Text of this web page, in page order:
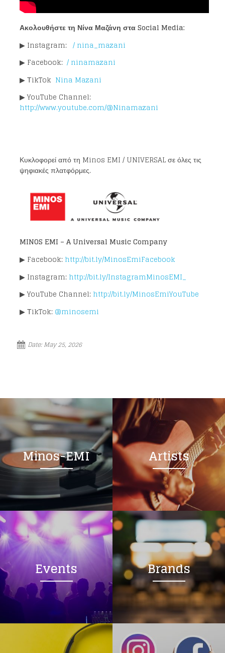
Ακολουθήστε τη Νίνα Μαζάνη σταSocial Media:
▶ Instagram: / nina_mazani
▶ Facebook: / ninamazani
▶ ΤikTok Nina Mazani
▶ YouTube Channel:
http://www.youtube.com/@Ninamazani
Κυκλοφορεί από τη Minos EMI / UNIVERSAL σε όλες τις
ψηφιακές πλατφόρμες.
MINOS EMI – A Universal Music Company
▶ Facebook: http://bit.ly/MinosEmiFacebook
▶ Instagram: http://bit.ly/InstagramMinosEMI_
▶ YouTube Channel: http://bit.ly/MinosEmiYouTube
▶ ΤikTok: @minosemi
Date:May 25, 2026
Minos-EMI Artists
Events Brands
Loading your form, please wait...